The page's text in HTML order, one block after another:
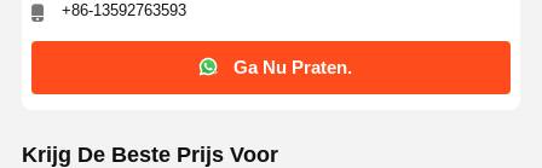
+86-13592763593
Ga Nu Praten.
Krijg De Beste Prijs Voor